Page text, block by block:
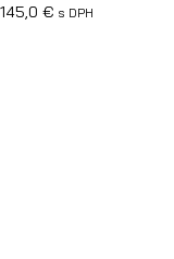
145,0 € s DPH